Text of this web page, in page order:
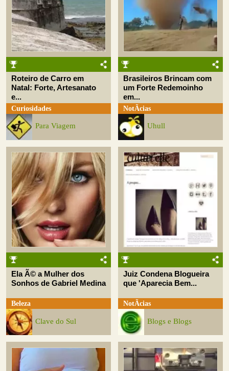
Roteiro de Carro em
Natal: Forte, Artesanato
e...
Curiosidades
Para Viagem
Brasileiros Brincam com
um Forte Redemoinho
em...
NotÃ­cias
Uhull
Ela Ã© a Mulher dos
Sonhos de Gabriel Medina
Beleza
Clave do Sul
Juiz Condena Blogueira
que 'Aparecia Bem...
NotÃ­cias
Blogs e Blogs